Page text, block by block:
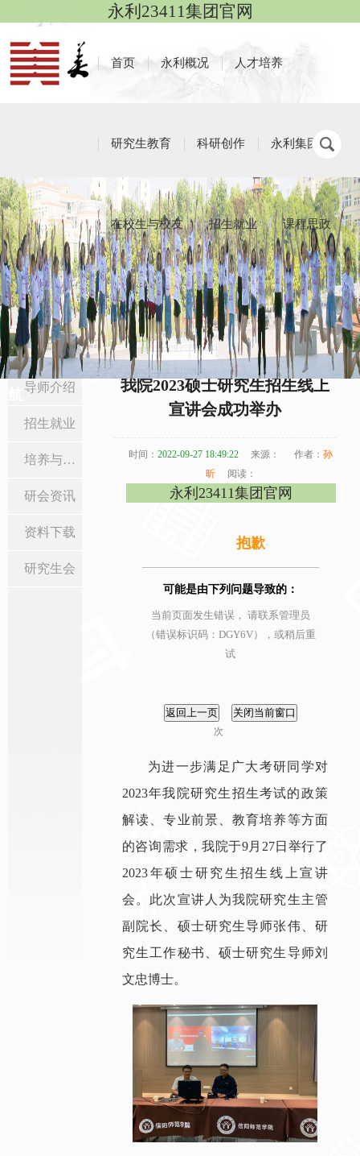
永利23411集团官网
首页 永利概况 人才培养
研究生教育 科研创作 永利集团
在校生与校友 招生就业 课程思政
栏目导
导师介绍
招生就业
培养与学位
研会资讯
资料下载
研究生会
招生就业
当前位置: 首页 研究生教育> 招生就业 > 正文
我院2023硕士研究生招生线上
宣讲会成功举办
时间：2022-09-27 18:49:22 来源： 作者：孙
昕
阅读：
永利23411集团官网
抱歉
可能是由下列问题导致的：
当前页面发生错误， 请联系管理员
（错误标识码：DGY6V），或稍后重
试
次
为进一步满足广大考研同学对
2023年我院研究生招生考试的政策
解读、专业前景、教育培养等方面
的咨询需求，我院于9月27日举行了
2023年硕士研究生招生线上宣讲
会。此次宣讲人为我院研究生主管
副院长、硕士研究生导师张伟、研
究生工作秘书、硕士研究生导师刘
文忠博士。